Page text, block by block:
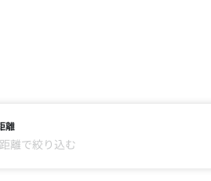
離
離で絞り込む